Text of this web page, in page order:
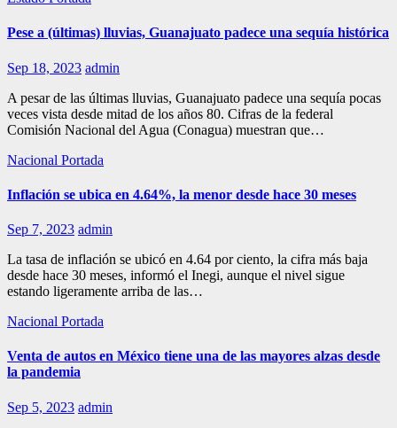
Pese a (últimas) lluvias, Guanajuato padece una sequía histórica
Sep 18, 2023 admin
A pesar de las últimas lluvias, Guanajuato padece una sequía pocas
veces vista desde mitad de los años 80. Cifras de la federal
Comisión Nacional del Agua (Conagua) muestran que…
Nacional Portada
Inflación se ubica en 4.64%, la menor desde hace 30 meses
Sep 7, 2023 admin
La tasa de inflación se ubicó en 4.64 por ciento, la cifra más baja
desde hace 30 meses, informó el Inegi, aunque el nivel sigue
estando ligeramente arriba de las…
Nacional Portada
Venta de autos en México tiene una de las mayores alzas desde
la pandemia
Sep 5, 2023 admin